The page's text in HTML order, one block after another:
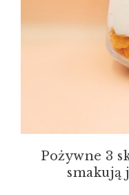
Pożywne 3